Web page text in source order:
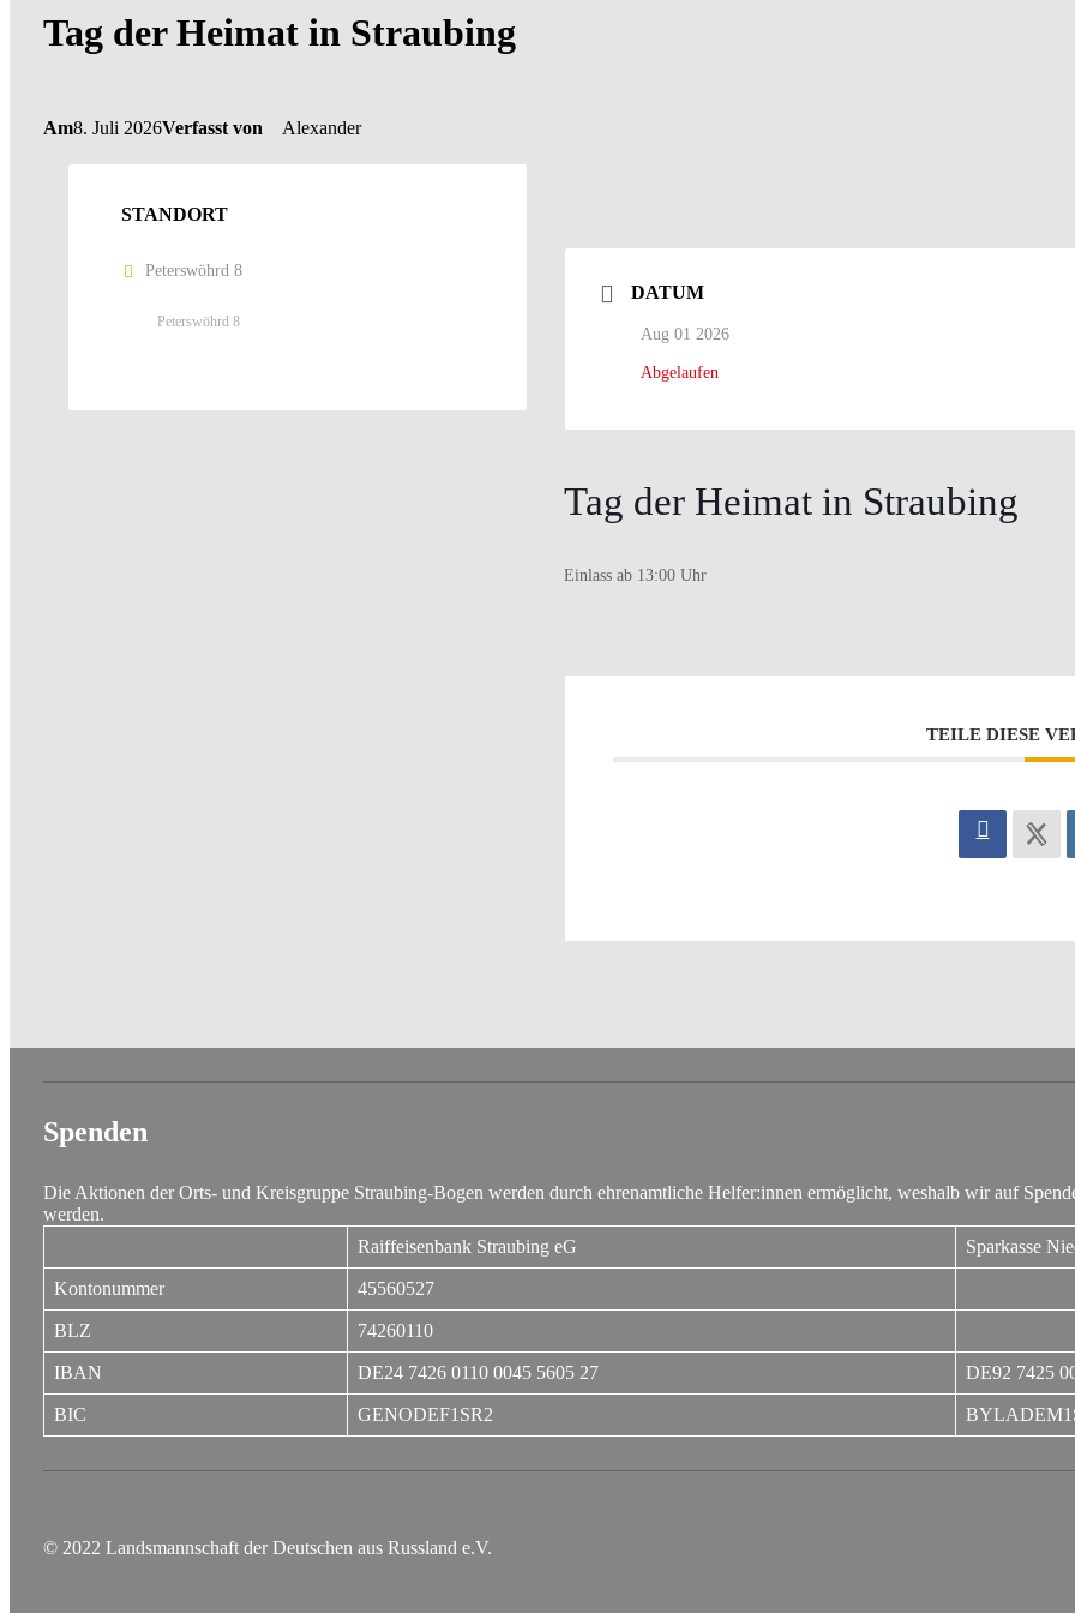
Tag der Heimat in Straubing
Am8. Juli 2026Verfasst von Alexander
STANDORT
Peterswöhrd 8
Peterswöhrd 8
DATUM
Aug 01 2026
Abgelaufen
Tag der Heimat in Straubing
Einlass ab 13:00 Uhr
TEILE DIESE
Spenden
Die Aktionen der Orts- und Kreisgruppe Straubing-Bogen werden durch ehrenamtliche Helfer:innen ermöglicht, weshalb wir auf
werden.
Raiffeisenbank Straubing eG
Sparkasse
Kontonummer 45560527
BLZ 74260110
IBAN DE24 7426 0110 0045 5605 27 DE92 7425
BIC GENODEF1SR2
© 2022 Landsmannschaft der Deutschen aus Russland e.V.